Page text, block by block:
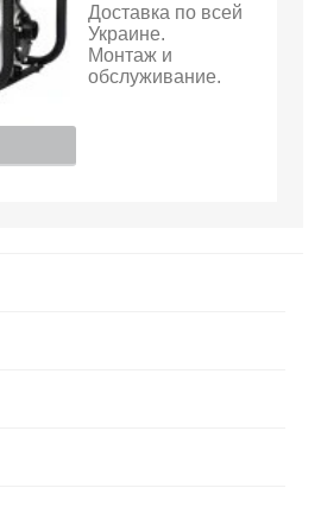
Доставка по всей
Украине.
Монтаж и
обслуживание.